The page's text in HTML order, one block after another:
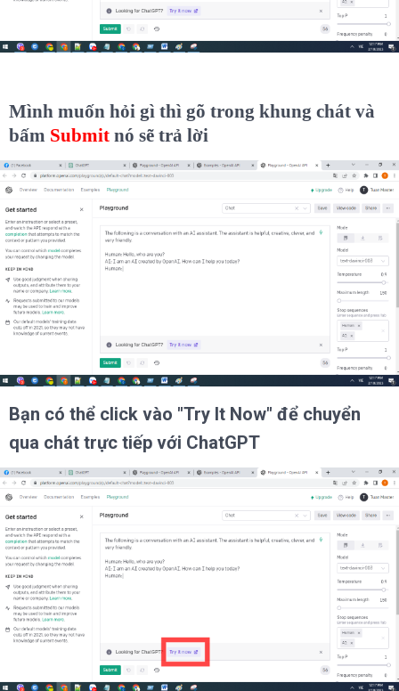
Mình muốn hỏi gì thì gõ trong khung chát và
bấm Submit nó sẽ trả lời
Bạn có thể click vào "Try It Now" để chuyển
qua chát trực tiếp với ChatGPT